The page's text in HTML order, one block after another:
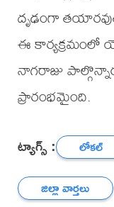
దృఢంగా
ఈ
నాగరాజు
ప్రారంభమైంది.
ట్యాగ్స్ : లోకల్
జిల్లా వార్తలు